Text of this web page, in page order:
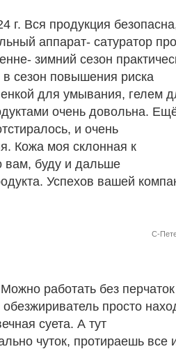
г. Вся продукция
аппарат- сатуратор
зимний сезон
сезон повышения риска
для умывания, гелем
очень довольна.
и очень
Кожа моя склонная к
вам, буду и дальше
Успехов вашей
С-
работать без
просто
суета. А тут
чуток, протираешь все